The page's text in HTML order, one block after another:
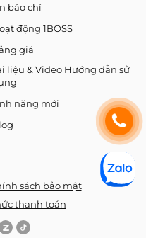
báo chí
động 1BOSS
giá
liệu & Video Hướng dẫn sử
năng mới
sách bảo mật
thanh toán